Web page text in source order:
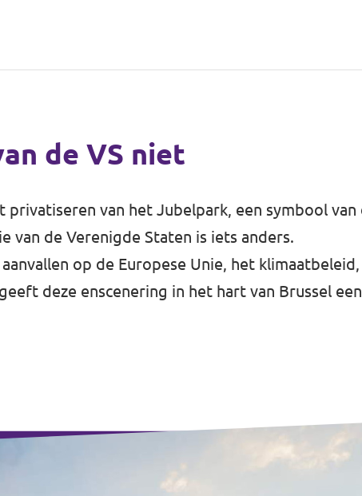
de VS niet
van het Jubelpark, een symbool van
van de Verenigde Staten is iets anders.
op de Europese Unie, het
deze enscenering in het hart van Brussel